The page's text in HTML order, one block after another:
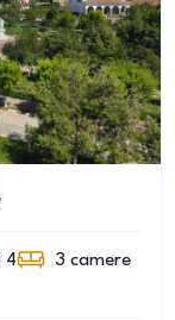
4 3 camere